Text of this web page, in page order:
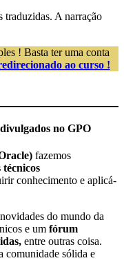
traduzidas. A narração
! Basta ter uma conta
ao curso !
no GPO
fazemos
técnicos
conhecimento e aplicá-
do mundo da
e um fórum
entre outras coisa.
comunidade sólida e